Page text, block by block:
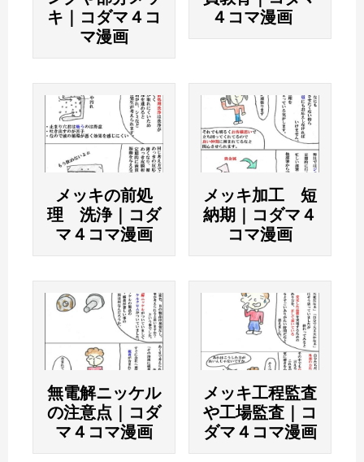
キ｜コダマ４コ
マ漫画
４コマ漫画
メッキの前処
理 洗浄｜コダ
マ４コマ漫画
メッキ加工 短
納期｜コダマ４
コマ漫画
無電解ニッケル
の注意点｜コダ
マ４コマ漫画
メッキ工程監査
や工場監査｜コ
ダマ４コマ漫画